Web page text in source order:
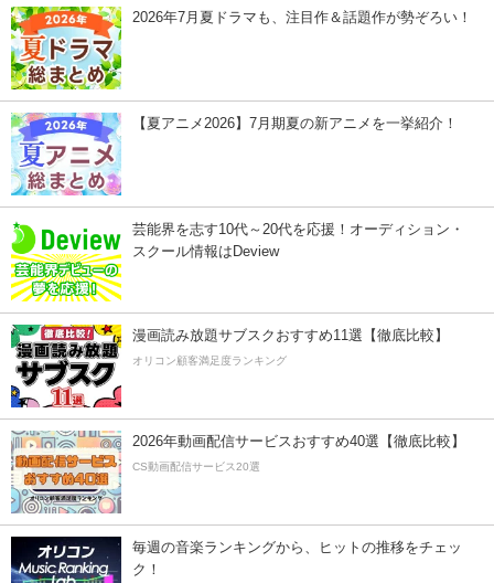
2026年7月夏ドラマも、注目作＆話題作が勢ぞろい！
【夏アニメ2026】7月期夏の新アニメを一挙紹介！
芸能界を志す10代～20代を応援！オーディション・
スクール情報はDeview
漫画読み放題サブスクおすすめ11選【徹底比較】
オリコン顧客満足度ランキング
2026年動画配信サービスおすすめ40選【徹底比較】
CS動画配信サービス20選
毎週の音楽ランキングから、ヒットの推移をチェッ
ク！